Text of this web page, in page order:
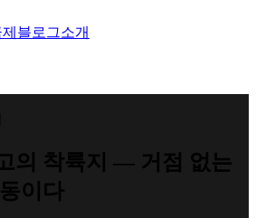
블로그소개
의 착륙지 — 거점 없는
이다